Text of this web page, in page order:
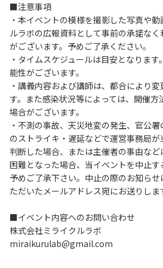
■注意事項
・本イベントの模様を撮影した写真や
ルラボの広報資料として事前の承諾な
がございます。予めご了承ください。
・タイムスケジュールは目安となりま
能性がございます。
・講義内容および講師は、都合により
す。また感染状況等によっては、開催方
場合がございます。
・不測の事故、天災地変の発生、官公
のストライキ・遅延などで運営事務局
判断した場合、または主催者の事由な
困難となった場合、当イベントを中止す
予めご了承下さい。中止の際のお知ら
ただいたメールアドレス宛にお送りしま
■イベント内容へのお問い合わせ
株式会社ミライクルラボ
miraikurulab@gmail.com